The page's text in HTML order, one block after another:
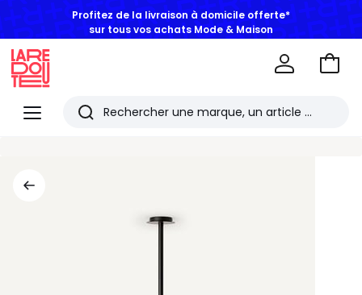
Profitez de la livraison à domicile offerte*
sur tous vos achats Mode & Maison
Menu
Redoute
Rechercher
consultés
Aller